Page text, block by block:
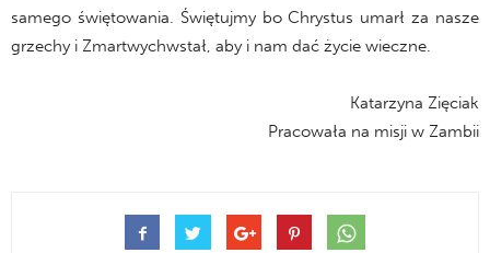
samego świętowania. Świętujmy bo Chrystus umarł za nasze
grzechy i Zmartwychwstał, aby i nam dać życie wieczne.
Katarzyna Zięciak
Pracowała na misji w Zambii